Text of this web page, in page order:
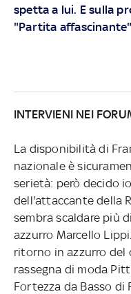
spetta a lui. E sulla
"Partita affascinante"
INTERVIENI NEI
La disponibilità di
nazionale è
serietà: però decido
dell'attaccante della
sembra scaldare più
azzurro Marcello
ritorno in azzurro
rassegna di moda
Fortezza da Basso di